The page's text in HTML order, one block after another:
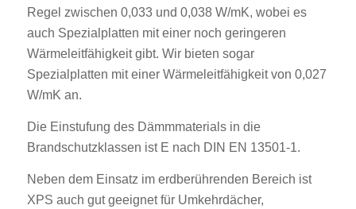
Regel zwischen 0,033 und 0,038 W/mK, wobei es
auch Spezialplatten mit einer noch geringeren
Wärmeleitfähigkeit gibt. Wir bieten sogar
Spezialplatten mit einer Wärmeleitfähigkeit von 0,027
W/mK an.
Die Einstufung des Dämmmaterials in die
Brandschutzklassen ist E nach DIN EN 13501-1.
Neben dem Einsatz im erdberührenden Bereich ist
XPS auch gut geeignet für Umkehrdächer,